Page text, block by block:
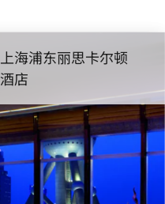
上海浦东丽思卡尔顿
酒店